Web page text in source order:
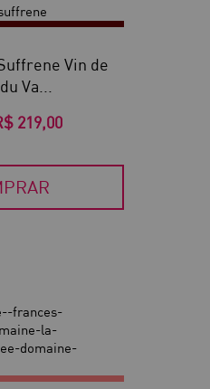
Vin de
Va...
219,00